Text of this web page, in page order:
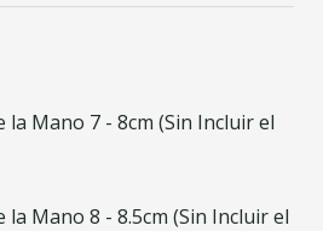
la Mano 7 - 8cm (Sin Incluir el
Mano 8 - 8.5cm (Sin Incluir el